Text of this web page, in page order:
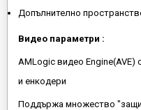
Допълнително
Видео параметри :
AMLogic видео Engine(AVE)
и енкодери
Поддържа множество